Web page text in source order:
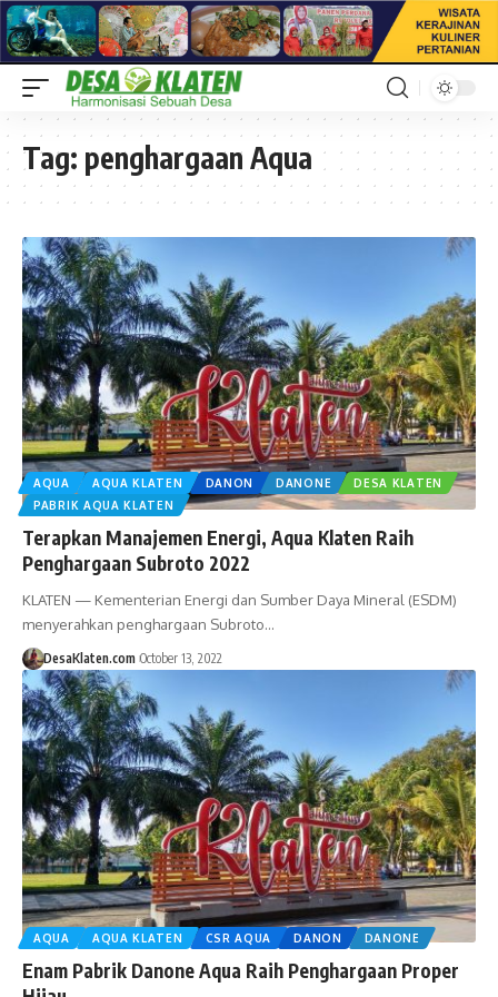
Tag: penghargaan Aqua
AQUA AQUA KLATEN DANON DANONE
DESA KLATEN
PABRIK AQUA KLATEN
Terapkan Manajemen Energi, Aqua Klaten Raih
Penghargaan Subroto 2022
KLATEN — Kementerian Energi dan Sumber Daya Mineral (ESDM)
menyerahkan penghargaan Subroto…
DesaKlaten.com October 13, 2022
AQUA AQUA KLATEN CSR AQUA DANON DANONE
Enam Pabrik Danone Aqua Raih Penghargaan Proper